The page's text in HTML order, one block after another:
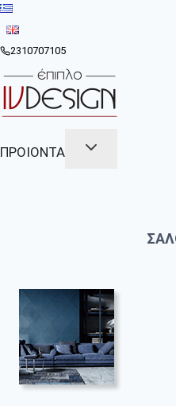
Skip
to
content
2310707105
ΠΡΟΙΟΝΤΑ